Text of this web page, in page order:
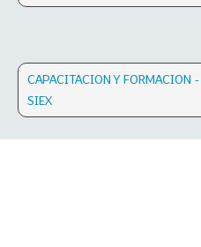
CAPACITACION Y FORMACION -
SIEX